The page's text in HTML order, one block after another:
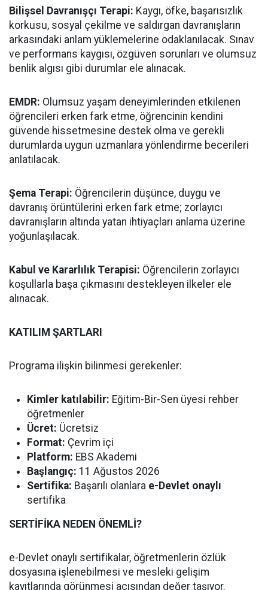
Bilişsel Davranışçı Terapi: Kaygı, öfke, başarısızlık
korkusu, sosyal çekilme ve saldırgan davranışların
arkasındaki anlam yüklemelerine odaklanılacak. Sınav
ve performans kaygısı, özgüven sorunları ve olumsuz
benlik algısı gibi durumlar ele alınacak.
EMDR: Olumsuz yaşam deneyimlerinden etkilenen
öğrencileri erken fark etme, öğrencinin kendini
güvende hissetmesine destek olma ve gerekli
durumlarda uygun uzmanlara yönlendirme becerileri
anlatılacak.
Şema Terapi: Öğrencilerin düşünce, duygu ve
davranış örüntülerini erken fark etme; zorlayıcı
davranışların altında yatan ihtiyaçları anlama üzerine
yoğunlaşılacak.
Kabul ve Kararlılık Terapisi: Öğrencilerin zorlayıcı
koşullarla başa çıkmasını destekleyen ilkeler ele
alınacak.
KATILIM ŞARTLARI
Programa ilişkin bilinmesi gerekenler:
Kimler katılabilir: Eğitim-Bir-Sen üyesi rehber
öğretmenler
Ücret: Ücretsiz
Format: Çevrim içi
Platform: EBS Akademi
Başlangıç: 11 Ağustos 2026
Sertifika: Başarılı olanlara e-Devlet onaylı
sertifika
SERTİFİKA NEDEN ÖNEMLİ?
e-Devlet onaylı sertifikalar, öğretmenlerin özlük
dosyasına işlenebilmesi ve mesleki gelişim
kayıtlarında görünmesi açısından değer taşıyor.